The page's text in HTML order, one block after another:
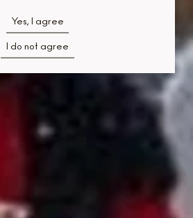
Yes, I agree
I do not agree